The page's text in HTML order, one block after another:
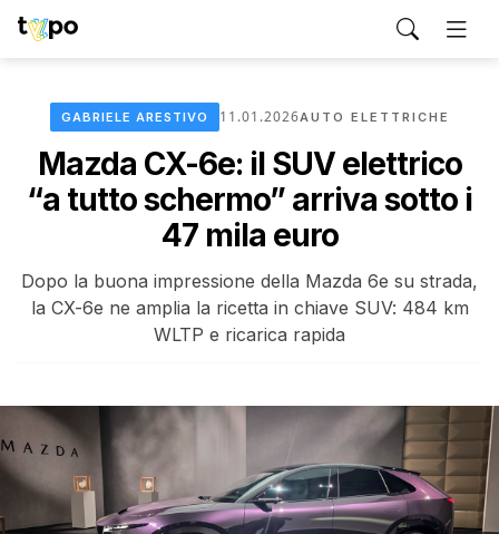
GABRIELE ARESTIVO 11.01.2026AUTO ELETTRICHE
Mazda CX-6e: il SUV elettrico
“a tutto schermo” arriva sotto i
47 mila euro
Dopo la buona impressione della Mazda 6e su strada,
la CX-6e ne amplia la ricetta in chiave SUV: 484 km
WLTP e ricarica rapida